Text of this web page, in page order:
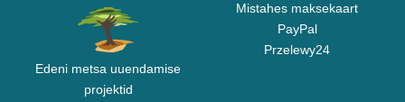
Edeni metsa uuendamise
projektid
Mistahes maksekaart
PayPal
Przelewy24